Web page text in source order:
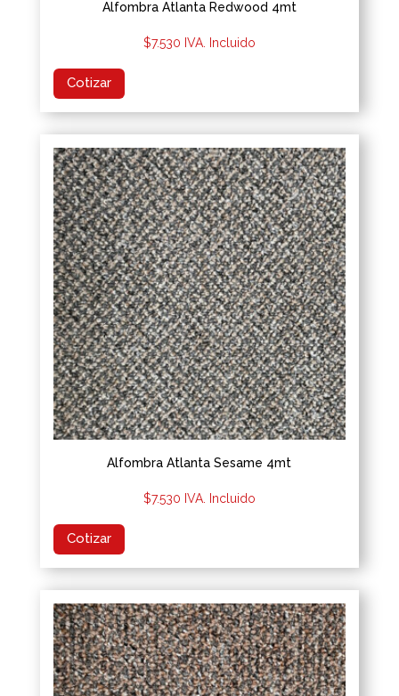
Alfombra Atlanta Redwood 4mt
$7.530 IVA. Incluido
Cotizar
Alfombra Atlanta Sesame 4mt
$7.530 IVA. Incluido
Cotizar